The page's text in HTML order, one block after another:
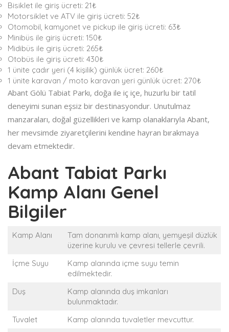
Bisiklet ile giriş ücreti: 21₺
Motorsiklet ve ATV ile giriş ücreti: 52₺
Otomobil, kamyonet ve pickup ile giriş ücreti: 63₺
Minibüs ile giriş ücreti: 150₺
Midibüs ile giriş ücreti: 265₺
Otobüs ile giriş ücreti: 430₺
1 ünite çadır yeri (4 kişilik) günlük ücret: 260₺
1 ünite karavan / moto karavan yeri günlük ücret: 270₺
Abant Gölü Tabiat Parkı, doğa ile iç içe, huzurlu bir tatil
deneyimi sunan eşsiz bir destinasyondur. Unutulmaz
manzaraları, doğal güzellikleri ve kamp olanaklarıyla Abant,
her mevsimde ziyaretçilerini kendine hayran bırakmaya
devam etmektedir.
Abant Tabiat Parkı
Kamp Alanı Genel
Bilgiler
Kamp Alanı
Tam donanımlı kamp alanı, yemyeşil düzlük
üzerine kurulu ve çevresi tellerle çevrili.
İçme Suyu
Kamp alanında içme suyu temin
edilmektedir.
Duş
Kamp alanında duş imkanları
bulunmaktadır.
Tuvalet
Kamp alanında tuvaletler mevcuttur.